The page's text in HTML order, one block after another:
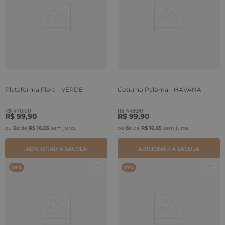
Plataforma Flora - VERDE
R$ 470,00
R$ 99,90
ou 6x de R$ 16,65 sem juros
ADICIONAR A SACOLA
Coturno Paloma - HAVANA
R$ 449,90
R$ 99,90
ou 6x de R$ 16,65 sem juros
ADICIONAR A SACOLA
78% 77%